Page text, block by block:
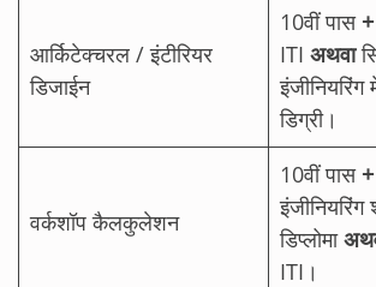
आर्किटेक्चरल / इंटीरियर
डिजाईन
10वीं पास +
ITI अथवा
इंजीनियरिंग
डिग्री।
वर्कशॉप कैलकुलेशन
10वीं पास +
इंजीनियरिंग
डिप्लोमा
ITI।